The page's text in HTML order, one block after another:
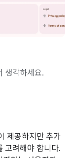
생각하세요.
제공하지만 추가
고려해야 합니다.